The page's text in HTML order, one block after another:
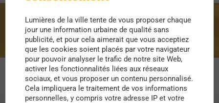
artiste
Lumières de la ville tente de vous proposer chaque
jour une information urbaine de qualité sans
publicité, et pour cela aimerait que vous acceptiez
que les cookies soient placés par votre navigateur
pour pouvoir analyser le trafic de notre site Web,
activer les fonctionnalités liées aux réseaux
sociaux, et vous proposer un contenu personnalisé.
Cela impliquera le traitement de vos informations
personnelles, y compris votre adresse IP et votre